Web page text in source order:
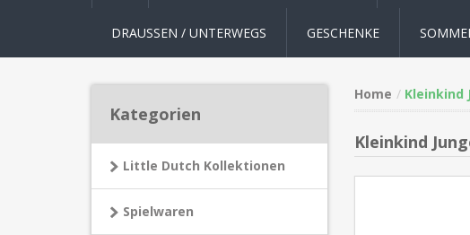
DRAUSSEN / UNTERWEGS GESCHENKE
Kategorien
Little Dutch Kollektionen
Spielwaren
Home Kleinkind
Kleinkind